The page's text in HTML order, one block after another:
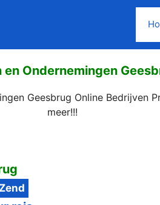
en Ondernemingen
Geesbrug Online Bedrijven
meer!!!